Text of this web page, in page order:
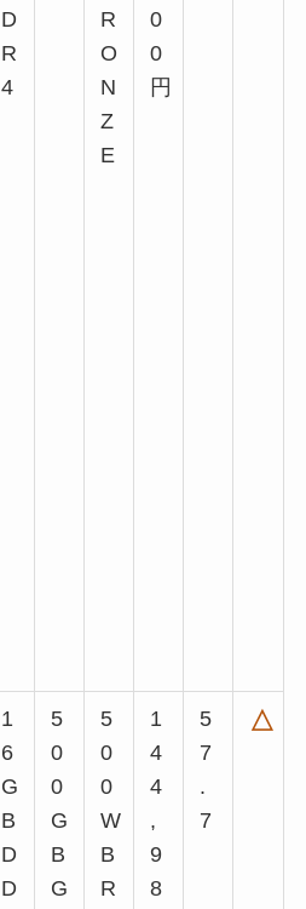
D
R
4
R
O
N
Z
E
0
0
円
1
6
G
B
D
D
5
0
0
G
B
G
5
0
0
W
B
R
1
4
4
,
9
8
5
7
.
7
△